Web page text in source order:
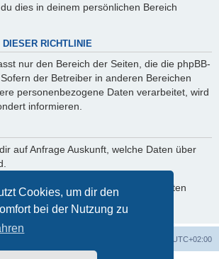
Cookies, um dir den
bei der Nutzung zu
dies in deinem persönlichen Bereich
RICHTLINIE
nur den Bereich der Seiten, die die phpBB-
der Betreiber in anderen Bereichen
personenbezogene Daten verarbeitet, wird
informieren.
auf Anfrage Auskunft, welche Daten über
Löschung bzw. Sperrung deiner Daten
hierzu bitte den Betreiber.
UTC+02:00